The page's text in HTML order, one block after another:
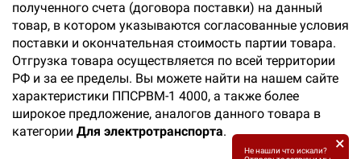
полученного счета (договора поставки) на данный
товар, в котором указываются согласованные условия
поставки и окончательная стоимость партии товара.
Отгрузка товара осуществляется по всей территории
РФ и за ее пределы. Вы можете найти на нашем сайте
характеристики ППСРВМ-1 4000, а также более
широкое предложение, аналогов данного товара в
категории Для электротранспорта.
Не нашли что искали?
×